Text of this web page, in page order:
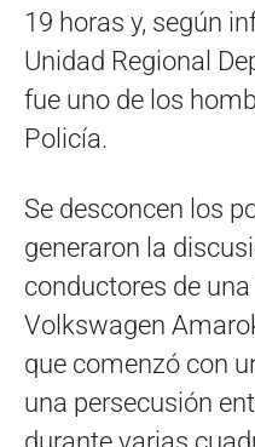
19 horas y, según
Unidad Regional
fue uno de los
Policía.
Se desconcen los
generaron la
conductores de
Volkswagen
que comenzó con
una persecusión